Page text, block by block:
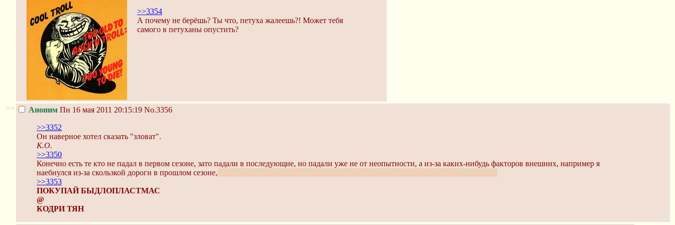
>>3354
А почему не берёшь? Ты что, петуха жалеешь?! Может тебя
самого в петуханы опустить?
>> Аноним Пн 16 мая 2011 20:15:19 No.3356
>>3352
Он наверное хотел сказать "зловат".
К.О.
>>3350
Конечно есть те кто не падал в первом сезоне, зато падали в последующие, но падали уже не от неопытности, а из-за каких-нибудь факторов внешних, например я
наебнулся из-за скользкой дороги в прошлом сезоне,
>>3353
ПОКУПАЙ БЫДЛОПЛАСТМАС
@
КОДРИ ТЯН